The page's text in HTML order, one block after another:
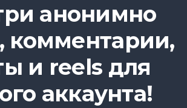
анонимно
комментарии,
и reels для
аккаунта!